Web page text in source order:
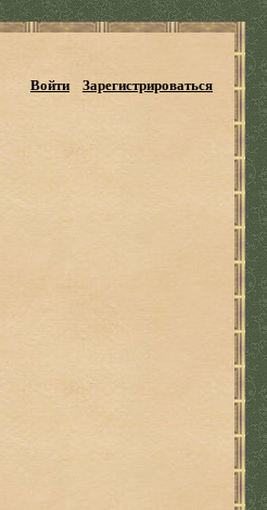
Войти Зарегистрироваться